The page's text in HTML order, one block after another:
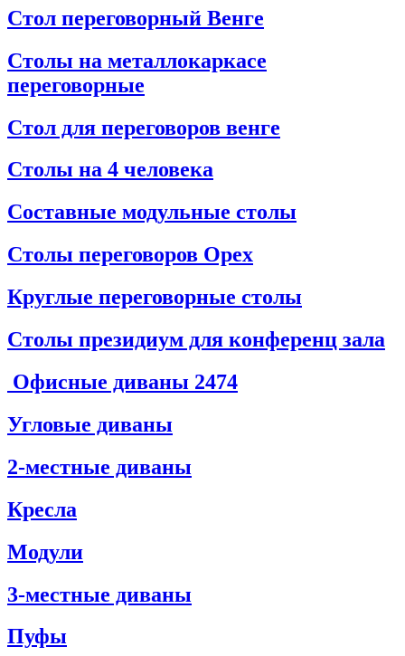
Стол переговорный Венге
Столы на металлокаркасе
переговорные
Стол для переговоров венге
Столы на 4 человека
Составные модульные столы
Столы переговоров Орех
Круглые переговорные столы
Столы президиум для конференц зала
Офисные диваны 2474
Угловые диваны
2-местные диваны
Кресла
Модули
3-местные диваны
Пуфы